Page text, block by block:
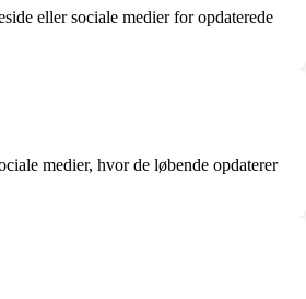
eller sociale medier for opdaterede
medier, hvor de løbende opdaterer